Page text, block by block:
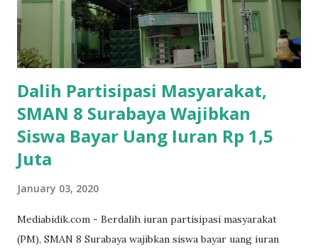
Dalih Partisipasi Masyarakat,
SMAN 8 Surabaya Wajibkan
Siswa Bayar Uang Iuran Rp 1,5
Juta
January 03, 2020
Mediabidik.com - Berdalih iuran partisipasi masyarakat
(PM), SMAN 8 Surabaya wajibkan siswa bayar uang iuran